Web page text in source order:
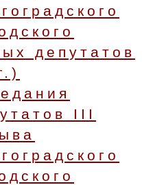
депутатов
III